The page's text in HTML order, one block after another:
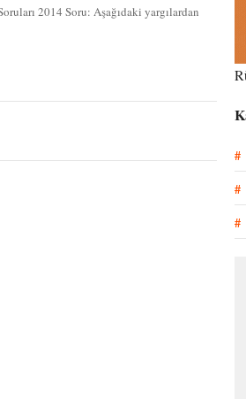
2014 Soru: Aşağıdaki yargılardan
#
#
#